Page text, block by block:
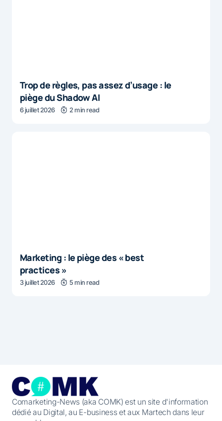
Trop de règles, pas assez d’usage : le
piège du Shadow AI
6 juillet 2026 2 min read
Marketing : le piège des « best
practices »
3 juillet 2026 5 min read
Comarketing-News (aka COMK) est un site d'information
dédié au Digital, au E-business et aux Martech dans leur